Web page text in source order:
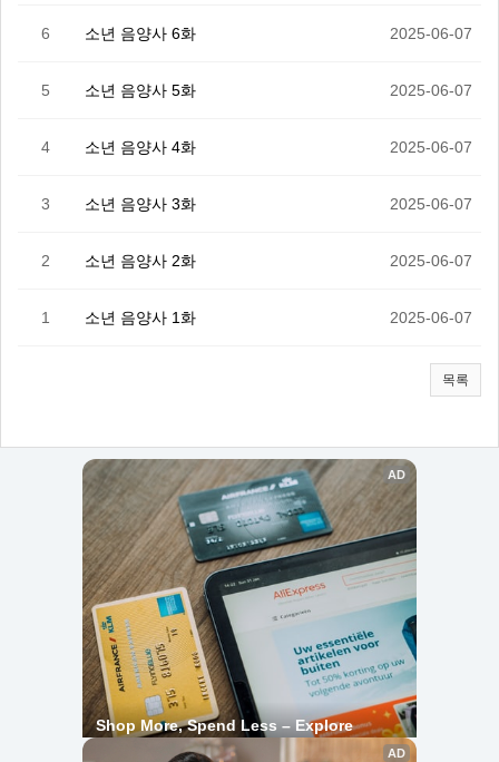
6 소년 음양사 6화 2025-06-07
5 소년 음양사 5화 2025-06-07
4 소년 음양사 4화 2025-06-07
3 소년 음양사 3화 2025-06-07
2 소년 음양사 2화 2025-06-07
1 소년 음양사 1화 2025-06-07
목록